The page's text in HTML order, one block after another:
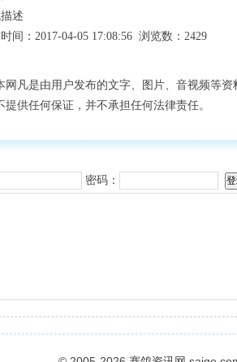
述
间：2017-04-05 17:08:56 浏览数：2429
网凡是由用户发布的文字、图片、音视频等
提供任何保证，并不承担任何法律责任。
密码：